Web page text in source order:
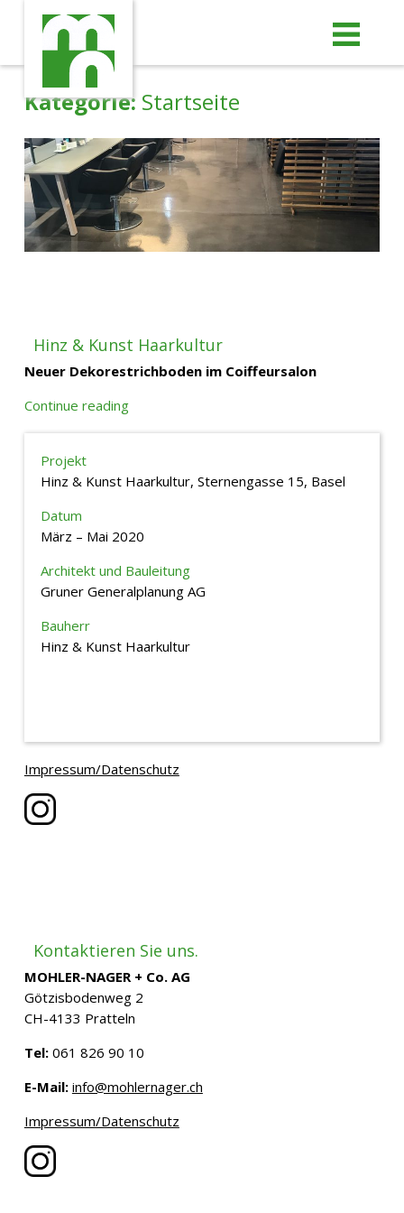
Kategorie: Startseite
Hinz & Kunst Haarkultur
Neuer Dekorestrichboden im Coiffeursalon
Continue reading
Projekt
Hinz & Kunst Haarkultur, Sternengasse 15, Basel
Datum
März – Mai 2020
Architekt und Bauleitung
Gruner Generalplanung AG
Bauherr
Hinz & Kunst Haarkultur
Impressum/Datenschutz
Kontaktieren Sie uns.
MOHLER-NAGER + Co. AG
Götzisbodenweg 2
CH-4133 Pratteln
Tel:061 826 90 10
E-Mail: info@mohlernager.ch
Impressum/Datenschutz